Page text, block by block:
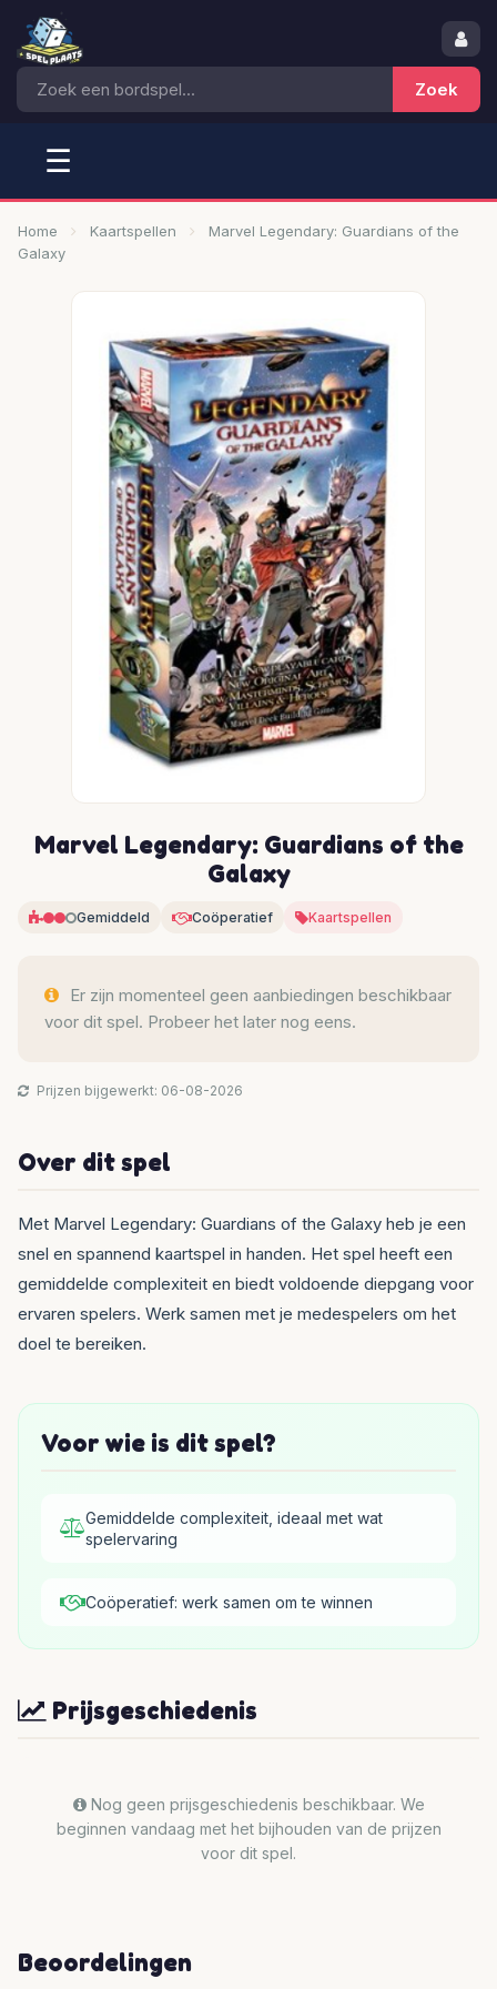
☰
Home Kaartspellen
Marvel Legendary: Guardians of the
Galaxy
Marvel Legendary: Guardians of the
Galaxy
Gemiddeld Coöperatief Kaartspellen
Er zijn momenteel geen aanbiedingen beschikbaar
voor dit spel. Probeer het later nog eens.
Prijzen bijgewerkt: 06-08-2026
Over dit spel
Met Marvel Legendary: Guardians of the Galaxy heb je een
snel en spannend kaartspel in handen. Het spel heeft een
gemiddelde complexiteit en biedt voldoende diepgang voor
ervaren spelers. Werk samen met je medespelers om het
doel te bereiken.
Voor wie is dit spel?
Gemiddelde complexiteit, ideaal met wat
spelervaring
Coöperatief: werk samen om te winnen
Prijsgeschiedenis
Nog geen prijsgeschiedenis beschikbaar. We
beginnen vandaag met het bijhouden van de prijzen
voor dit spel.
Beoordelingen